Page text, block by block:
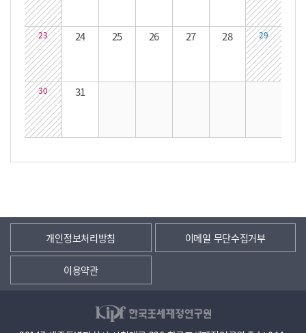
23 24 25 26 27 28 29
30 31
개인정보처리방침 이메일 무단수집거부
이용약관